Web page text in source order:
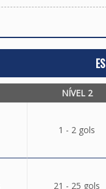
NÍVEL 2
1 - 2 gols
21 - 25 gols